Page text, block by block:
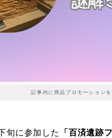
記事内に商品プロモーション
旬に参加した
「百済遺跡